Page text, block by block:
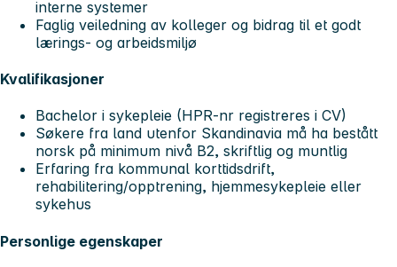
interne systemer
Faglig veiledning av kolleger og bidrag til et godt
lærings- og arbeidsmiljø
Kvalifikasjoner
Bachelor i sykepleie (HPR-nr registreres i CV)
Søkere fra land utenfor Skandinavia må ha bestått
norsk på minimum nivå B2, skriftlig og muntlig
Erfaring fra kommunal korttidsdrift,
rehabilitering/opptrening, hjemmesykepleie eller
sykehus
Personlige egenskaper